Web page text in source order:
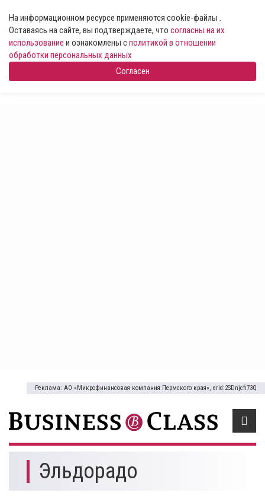
На информационном ресурсе применяются cookie-файлы .
Оставаясь на сайте, вы подтверждаете, что согласны на их
использование и ознакомлены сполитикой в отношении
обработки персональных данных
Согласен
Реклама: АО «Микрофинансовая компания Пермского края», erid:2SDnjcfi73Q
Эльдорадо